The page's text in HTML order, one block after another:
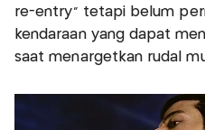
re-entry" tetapi belum
kendaraan yang dapat
saat menargetkan rudal